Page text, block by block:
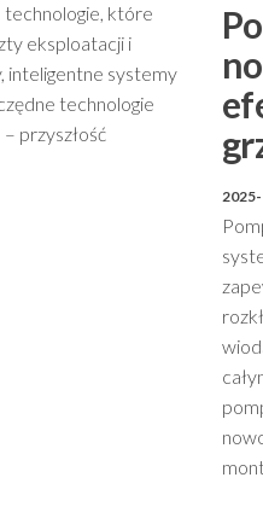
technologie, które
eksploatacji i
inteligentne systemy
technologie
przyszłość